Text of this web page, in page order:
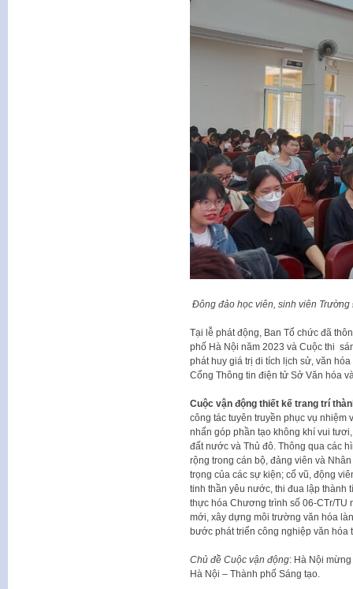
Đông đảo học viên, sinh viên
Tại lễ phát động, Ban Tổ chức đã
phố Hà Nội năm 2023 và Cuộc thi
phát huy giá trị di tích lịch sử, văn
Cổng Thông tin điện tử Sở Văn hóa
Cuộc vận động thiết kế trang trí
công tác tuyên truyền phục vụ nhiệm
nhấn góp phần tạo không khí vui
đất nước và Thủ đô. Thông qua các
rộng trong cán bộ, đảng viên và
trọng của các sự kiện; cổ vũ, động
tinh thần yêu nước, thi đua lập thành
thực hóa Chương trình số 06-CTr/TU
mới, xây dựng môi trường văn hóa
bước phát triển công nghiệp văn
Chủ đề Cuộc vận động: Hà Nội
Hà Nội – Thành phố Sáng tạo.